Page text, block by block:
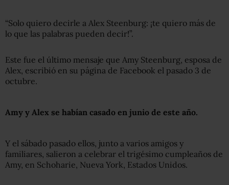
“Solo quiero decirle a Alex Steenburg: ¡te quiero más de
lo que las palabras pueden decir!”.
Este fue el último mensaje que Amy Steenburg, esposa de
Alex, escribió en su página de Facebook el pasado 3 de
octubre.
Amy y Alex se habían casado en junio de este año.
Y el sábado pasado ellos, junto a varios amigos y
familiares, salieron a celebrar el trigésimo cumpleaños de
Amy, en Schoharie, Nueva York, Estados Unidos.